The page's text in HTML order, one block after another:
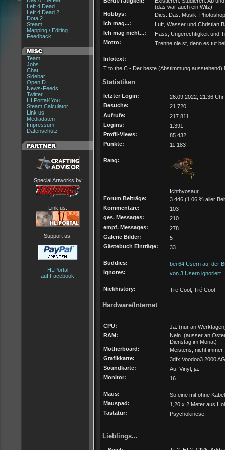
Left 4 Dead
Left 4 Dead 2
Dota 2
Steam
Mapping / Editing
Feedback
Team
Jobs
Chat
Sidebar
OpenID
News-Feeds
Twitter
HLPortal4You
Steam Calculator
Link us
Mediadaten
Impressum
Datenschutz
Special Artworks by
Link us:
Support us:
HLPortal
auf Facebook
(das war auch ein Witz)
Hobbys:
Dies. Das. Musik.
Ich mag...:
Luft, Wasser und Christian
Ich mag nicht...:
Hass, Ungerechtigkeit und
Motto:
Trenne nie st, denn es tut
Infotext:
T to the C - Der beste (Abstimmung ausstehend)
Statistiken
letzter Login:
26.09.2022, 21:36 Uhr
Besuche:
21.720
Aufrufe:
217.811
Logins:
1.391
Profil-Views:
85.432
Punkte:
11.183
Rang:
Ichthyosaur
Forum Beiträge:
3.446 (1.06 % aller
Kommentare:
103
ges. Messages:
210
empf. Messages:
278
Galerie Bilder:
5
Gästebuch Einträge:
33
Buddies:
bei 64 Usern auf der
Ignores:
von 3 Usern ignoriert
Nickhistory: Tre Cool, Tré Cool
Hardware/Internet
CPU:
Ja. (nur an
RAM:
Nein. (ausser an
Dienstag im Monat)
Motherboard:
Meistens, nicht immer.
Grafikkarte:
3dfx Voodoo3 2000
Soundkarte:
Auf Vinyl, ja.
Monitor:
16
Maus:
So eine mit ohne
Mauspad:
1,20 x 2 Meter aus
Tastatur:
Psychokinese.
Lieblings...